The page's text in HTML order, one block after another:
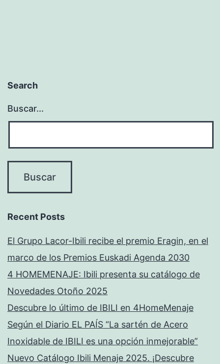
Search
Buscar...
Recent Posts
El Grupo Lacor-Ibili recibe el premio Eragin, en el
marco de los Premios Euskadi Agenda 2030
4 HOMEMENAJE: Ibili presenta su catálogo de
Novedades Otoño 2025
Descubre lo último de IBILI en 4HomeMenaje
Según el Diario EL PAÍS “La sartén de Acero
Inoxidable de IBILI es una opción inmejorable”
Nuevo Catálogo Ibili Menaje 2025. ¡Descubre